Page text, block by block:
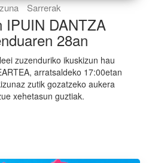
Sarrerak
IPUIN DANTZA
28an
zuzenduriko ikuskizun hau
arratsaldeko 17:00etan
zutik gozatzeko aukera
xehetasun guztiak.